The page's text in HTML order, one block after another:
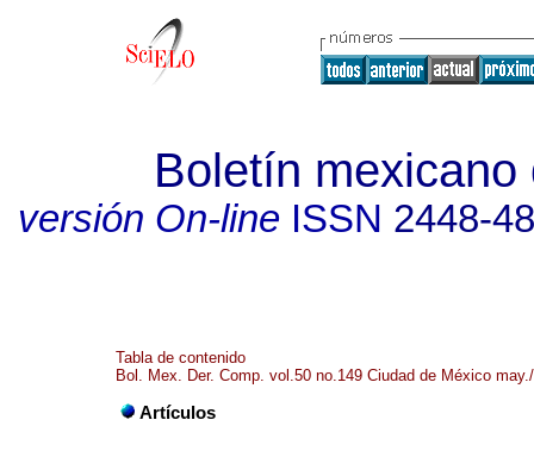
Boletín
versión On-lineISSN 2448-
Tabla de contenido
Bol. Mex. Der. Comp. vol.50 no.149 Ciudad de México
Artículos